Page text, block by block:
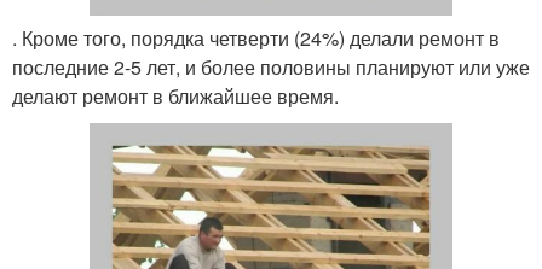
. Кроме того, порядка четверти (24%) делали ремонт в
последние 2-5 лет, и более половины планируют или уже
делают ремонт в ближайшее время.